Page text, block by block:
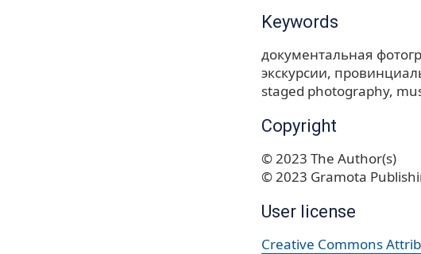
Keywords
документальная
экскурсии
staged photography
Copyright
© 2023 The Author(s)
© 2023 Gramota
User license
Creative Commons